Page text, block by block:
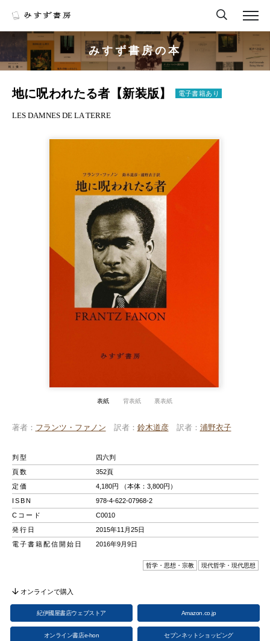
みすず書房の本
地に呪われたる者【新装版】 電子書籍あり
LES DAMNES DE LA TERRE
表紙 背表紙 裏表紙
著者 フランツ・ファノン 訳者 鈴木道彦 訳者 浦野衣子
判型
四六判
頁数
352頁
定価
4,180円 （本体：3,800円）
ISBN
978-4-622-07968-2
Cコード
C0010
発行日
2015年11月25日
電子書籍配信開始日
2016年9月9日
哲学・思想・宗教 現代哲学・現代思想
オンラインで購入
紀伊國屋書店ウェブストア Amazon.co.jp
オンライン書店e-hon セブンネットショッピング